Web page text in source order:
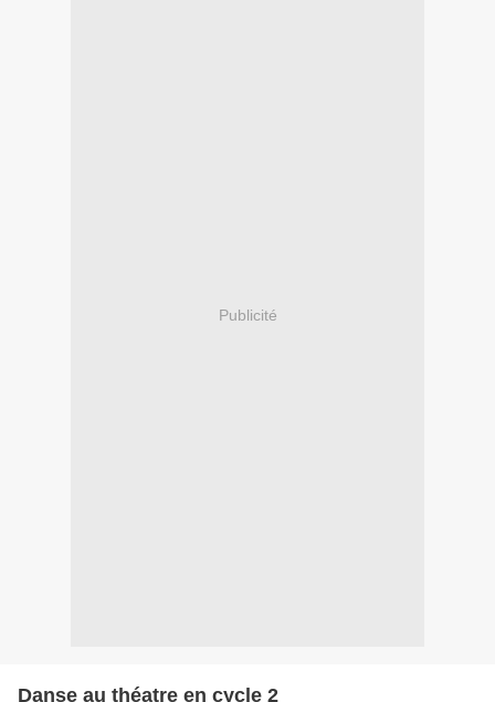
Publicité
Danse au théatre en cycle 2